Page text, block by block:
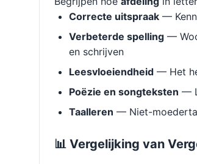
Correcte uitspraak —
Verbeterde spelling —
en schrijven
Leesvloeiendheid — Het
Poëzie en songteksten —
Taalleren — Niet-
📊 Vergelijking van